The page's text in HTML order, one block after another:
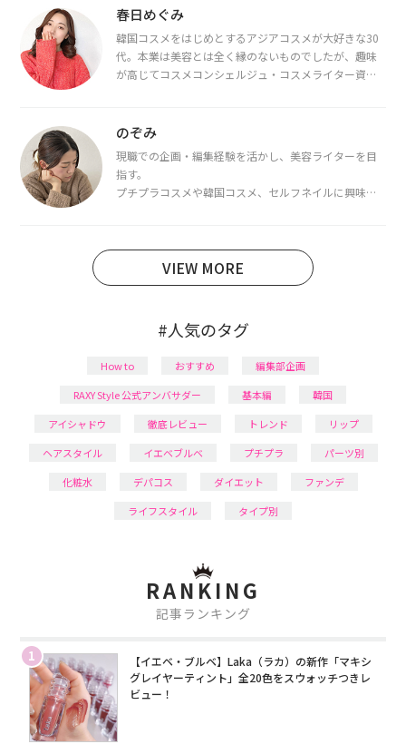
春日めぐみ
韓国コスメをはじめとするアジアコスメが大好きな30
代。本業は美容とは全く縁のないものでしたが、趣味
が高じてコスメコンシェルジュ・コスメライター資格
断・骨格診断によるイメージコンサルティングも行っ
のぞみ
現職での企画・編集経験を活かし、美容ライターを目
指す。
プチプラコスメや韓国コスメ、セルフネイルに興味が
日本化粧品検定1級保有。
VIEW MORE
#人気のタグ
How to おすすめ
編集部企画
RAXY Style 公式アンバサダー
基本編
韓国
アイシャドウ
徹底レビュー トレンド
リップ
ヘアスタイル
イエベブルベ プチプラ
パーツ別
化粧水
デパコス ダイエット
ファンデ
ライフスタイル
タイプ別
RANKING
記事ランキング
1
【イエベ・ブルベ】Laka（ラカ）の新作「マキシ
グレイヤーティント」全20色をスウォッチつきレ
ビュー！